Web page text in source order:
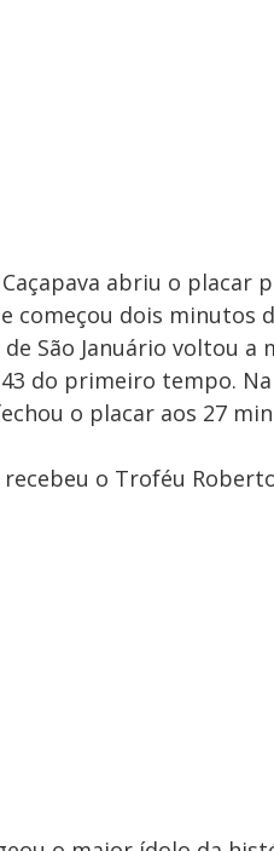
abriu o placar
começou dois minutos
São Januário voltou a
do primeiro tempo.
o placar aos 27
o Troféu